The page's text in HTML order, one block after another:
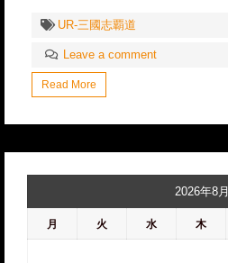
UR-三國志覇道
Leave a comment
Read More
2026年8月
月 火 水 木